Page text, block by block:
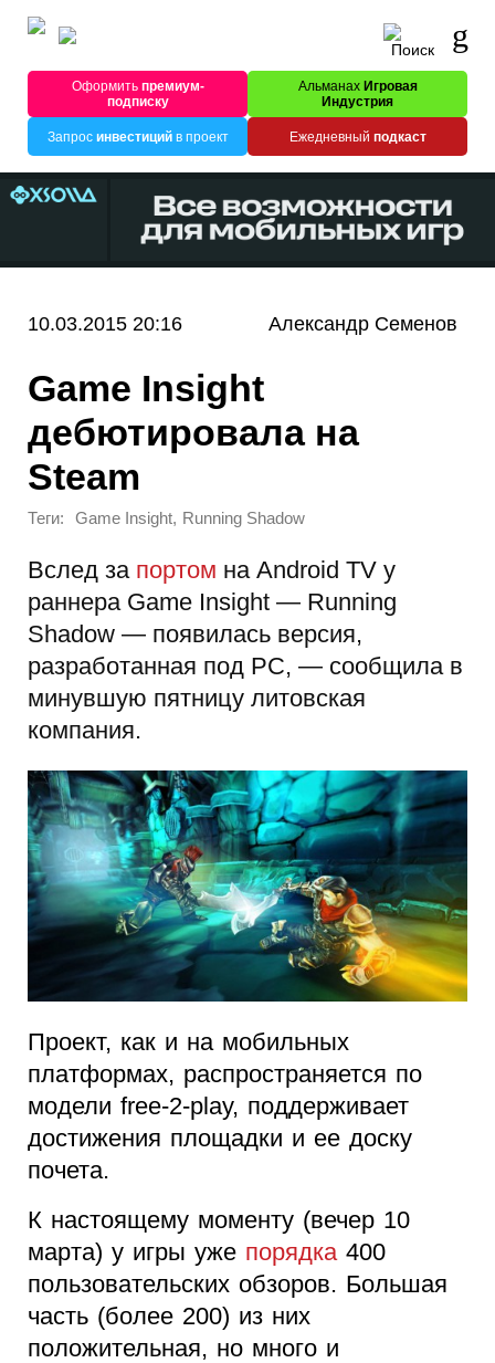
Оформитьпремиум-
подписку
Альманах Игровая
Индустрия
Запрос инвестицийв проект Ежедневный подкаст
10.03.2015 20:16 Александр Семенов
Game Insight
дебютировала на
Steam
Теги: Game Insight, Running Shadow
Вслед за портом на Android TV у
раннера Game Insight — Running
Shadow — появилась версия,
разработанная под PC, — сообщила в
минувшую пятницу литовская
компания.
Проект, как и на мобильных
платформах, распространяется по
модели free-2-play, поддерживает
достижения площадки и ее доску
почета.
К настоящему моменту (вечер 10
марта) у игры уже порядка 400
пользовательских обзоров. Большая
часть (более 200) из них
положительная, но много и